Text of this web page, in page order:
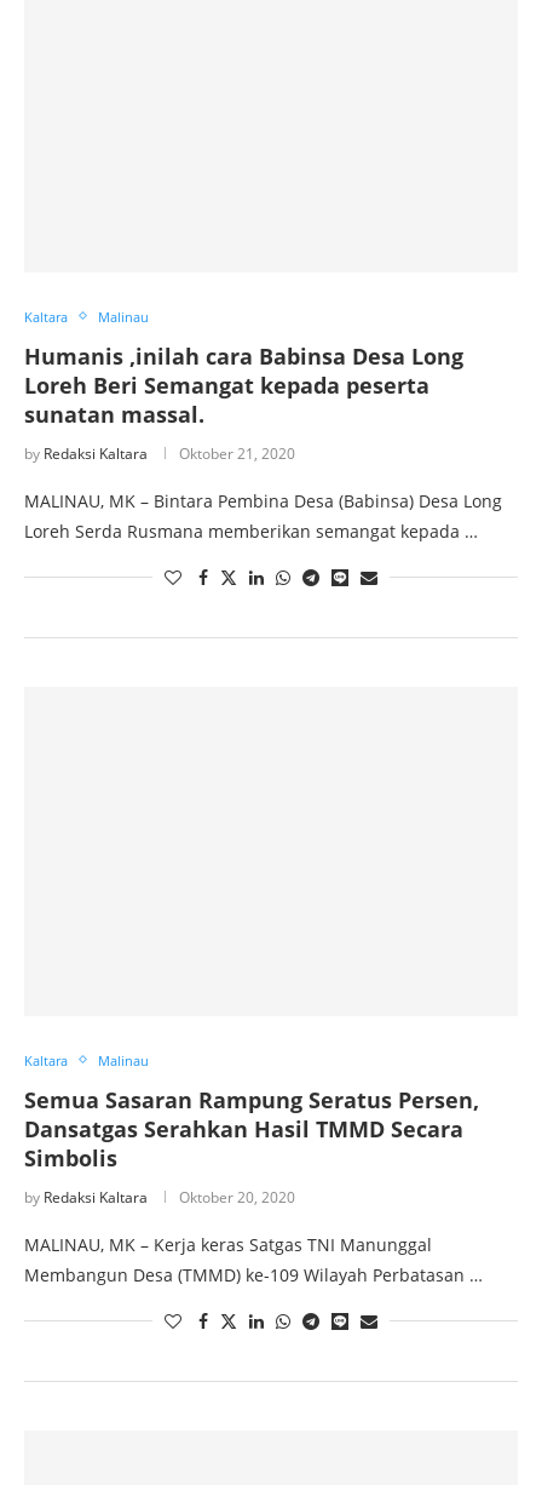
Kaltara Malinau
Humanis ,inilah cara Babinsa Desa Long
Loreh Beri Semangat kepada peserta
sunatan massal.
by Redaksi Kaltara Oktober 21, 2020
MALINAU, MK – Bintara Pembina Desa (Babinsa) Desa Long
Loreh Serda Rusmana memberikan semangat kepada …
Kaltara Malinau
Semua Sasaran Rampung Seratus Persen,
Dansatgas Serahkan Hasil TMMD Secara
Simbolis
by Redaksi Kaltara Oktober 20, 2020
MALINAU, MK – Kerja keras Satgas TNI Manunggal
Membangun Desa (TMMD) ke-109 Wilayah Perbatasan …